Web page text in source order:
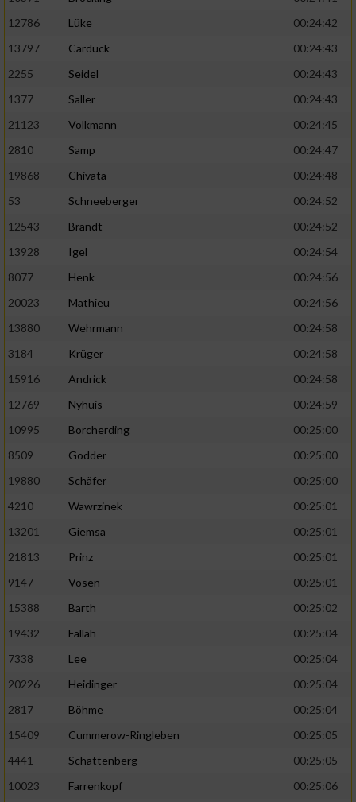
12786
Lüke
00:24:42
13797
Carduck
00:24:43
2255
Seidel
00:24:43
1377
Saller
00:24:43
21123
Volkmann
00:24:45
2810
Samp
00:24:47
19868
Chivata
00:24:48
53
Schneeberger
00:24:52
12543
Brandt
00:24:52
13928
Igel
00:24:54
8077
Henk
00:24:56
20023
Mathieu
00:24:56
13880
Wehrmann
00:24:58
3184
Krüger
00:24:58
15916
Andrick
00:24:58
12769
Nyhuis
00:24:59
10995
Borcherding
00:25:00
8509
Godder
00:25:00
19880
Schäfer
00:25:00
4210
Wawrzinek
00:25:01
13201
Giemsa
00:25:01
21813
Prinz
00:25:01
9147
Vosen
00:25:01
15388
Barth
00:25:02
19432
Fallah
00:25:04
7338
Lee
00:25:04
20226
Heidinger
00:25:04
2817
Böhme
00:25:04
15409
Cummerow-Ringleben
00:25:05
4441
Schattenberg
00:25:05
10023
Farrenkopf
00:25:06